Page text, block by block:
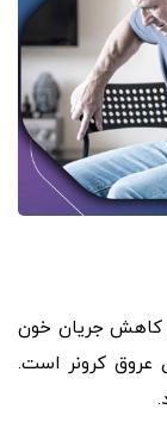
کاهش جریان خون
عروق کرونر است.